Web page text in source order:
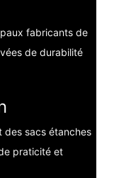
fabricants de
de durabilité
des sacs étanches
praticité et